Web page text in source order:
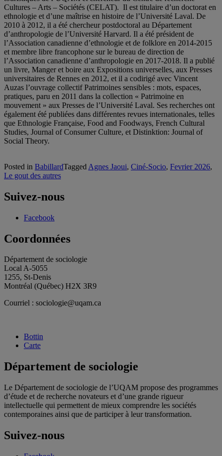
Cultures – Arts – Sociétés (CELAT). Il est titulaire d’un doctorat en
ethnologie et d’une maîtrise en histoire de l’Université Laval. De
2010 à 2012, il a été chercheur postdoctoral au Département
d’anthropologie de l’Université Harvard. Il a été président de
l’Association canadienne d’ethnologie et de folklore en 2014-2015
et membre libre francophone sur le bureau de direction de
l’Association canadienne d’anthropologie en 2017-2018. Il a publié
un livre, Manger et boire aux Expositions universelles, aux Presses
universitaires de Rennes en 2012, et il a codirigé avec Vincent
Auzas l’ouvrage collectif Patrimoines sensibles : mots, espaces,
pratiques, paru en 2011 dans la collection « Patrimoine en
mouvement » aux Presses de l’Université Laval. Ses recherches ont
également été publiées dans différentes revues internationales, telles
que Ethnologie Française, Food and Foodways, French Cultural
Studies, Journal of Consumer Culture, et Distinktion: Journal of
Social Theory.
Posted in BabillardTagged Agnes Jaoui, Ciné-Socio, Fevrier 2026,
Le gout des autres
Suivez-nous
Facebook
Coordonnées
Département de sociologie
Local A-5055
1255, St-Denis
Montréal (Québec) H2X 3R9
Courriel : sociologie@uqam.ca
Bottin
Carte
Département de sociologie
Le Département de sociologie de l’UQAM propose des programmes
d’étude et de recherche novateurs et d’une grande rigueur
intellectuelle qui permettent de mieux comprendre les sociétés
contemporaines ainsi que de participer à leur transformation.
Suivez-nous